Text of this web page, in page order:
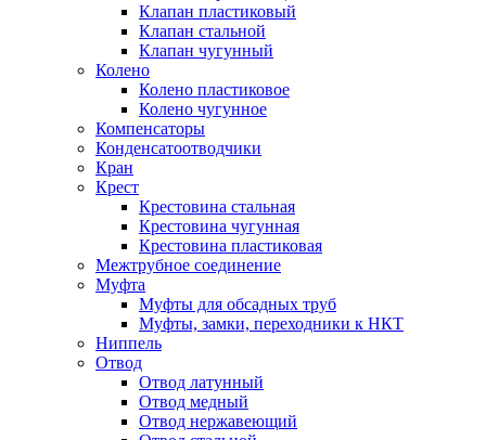
Клапан пластиковый
Клапан стальной
Клапан чугунный
Колено
Колено пластиковое
Колено чугунное
Компенсаторы
Конденсатоотводчики
Кран
Крест
Крестовина стальная
Крестовина чугунная
Крестовина пластиковая
Межтрубное соединение
Муфта
Муфты для обсадных труб
Муфты, замки, переходники к НКТ
Ниппель
Отвод
Отвод латунный
Отвод медный
Отвод нержавеющий